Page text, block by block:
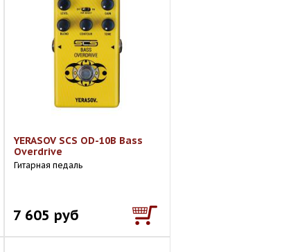
YERASOV SCS OD-10B Bass
Overdrive
Гитарная педаль
7 605 руб